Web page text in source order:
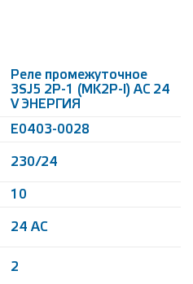
Реле промежуточное
3SJ5 2P-1 (MK2P-I) AC 24
V ЭНЕРГИЯ
Е0403-0028
230/24
10
24 AC
2